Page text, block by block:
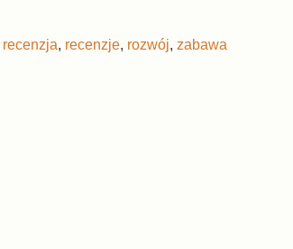
recenzja, recenzje, rozwój, zabawa